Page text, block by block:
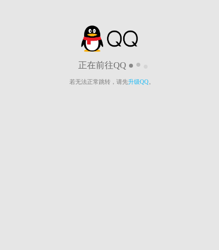
正在前往QQ
若无法正常跳转，请先升级QQ。